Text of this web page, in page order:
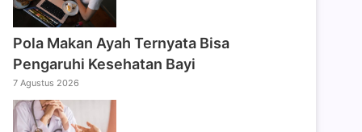
Pola Makan Ayah Ternyata Bisa
Pengaruhi Kesehatan Bayi
7 Agustus 2026